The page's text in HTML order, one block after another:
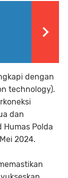
dengan
technology).
dan
Humas Polda
2024.